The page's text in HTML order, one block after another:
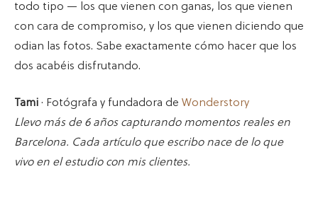
todo tipo — los que vienen con ganas, los que vienen
con cara de compromiso, y los que vienen diciendo que
odian las fotos. Sabe exactamente cómo hacer que los
dos acabéis disfrutando.
Tami · Fotógrafa y fundadora de Wonderstory
Llevo más de 6 años capturando momentos reales en
Barcelona. Cada artículo que escribo nace de lo que
vivo en el estudio con mis clientes.